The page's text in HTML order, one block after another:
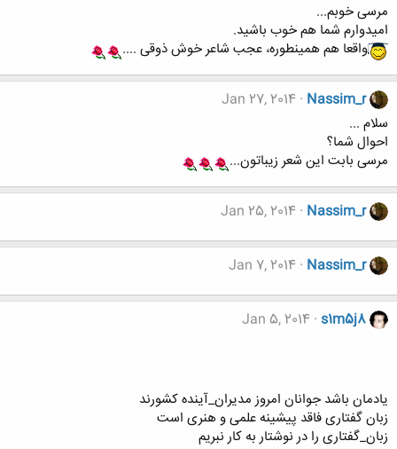
مرسی خوبم...
امیدوارم شما هم خوب باشید.
واقعا هم همینطوره، عجب شاعر خوش ذوقی ....
Nassim_r
Jan 27, 2014
سلام ...
احوال شما؟
مرسی بابت این شعر زیباتون...
Nassim_r
Jan 25, 2014
Nassim_r
Jan 7, 2014
s1m5j8
Jan 5, 2014
یادمان باشد جوانان امروز مدیران_آینده کشورند
زبان گفتاری فاقد پیشینه علمی و هنری است
زبان_گفتاری را در نوشتار به کار نبریم